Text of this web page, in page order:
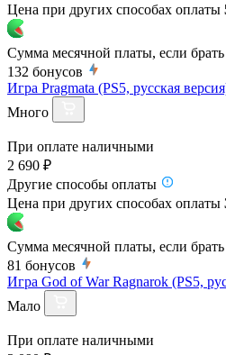
Цена при других способах оплаты
Сумма месячной платы, если
132 бонусов
Игра Pragmata (PS5, русская
Много
При оплате наличными
2 690 ₽
Другие способы оплаты
Цена при других способах оплаты
Сумма месячной платы, если
81 бонусов
Игра God of War Ragnarok (PS5,
Мало
При оплате наличными